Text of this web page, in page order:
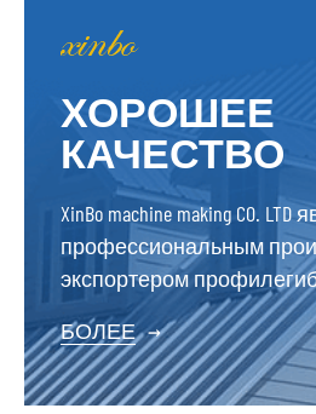
ХОРОШЕЕ
КАЧЕСТВО
XinBo machine making CO. LTD
профессиональным
экспортером
БОЛЕЕ →